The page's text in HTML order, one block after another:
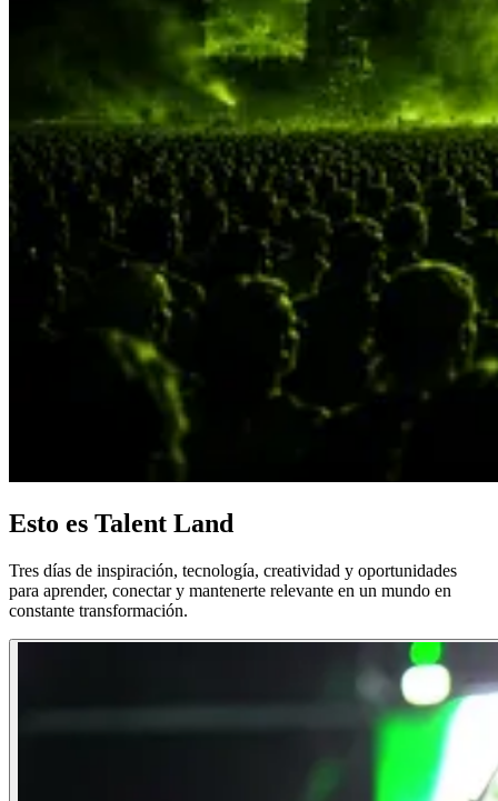
Esto es Talent Land
Tres días de inspiración, tecnología, creatividad y oportunidades
para aprender, conectar y mantenerte relevante en un mundo en
constante transformación.